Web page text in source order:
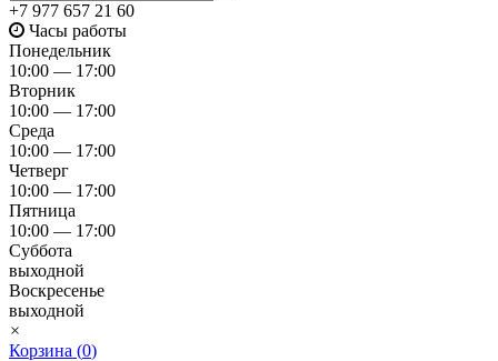
+7 977 657 21 60
Часы работы
Понедельник
10:00 — 17:00
Вторник
10:00 — 17:00
Среда
10:00 — 17:00
Четверг
10:00 — 17:00
Пятница
10:00 — 17:00
Суббота
выходной
Воскресенье
выходной
×
Корзина (0)